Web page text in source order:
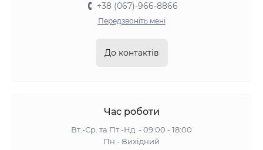
+38 (067)-966-8866
Передзвоніть мені
До контактів
Час роботи
Вт.-Ср. та Пт.-Нд. - 09:00 - 18:00
Пн - Вихідний